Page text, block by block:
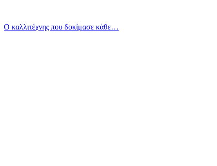
Ο καλλιτέχνης που δοκίμασε κάθε…